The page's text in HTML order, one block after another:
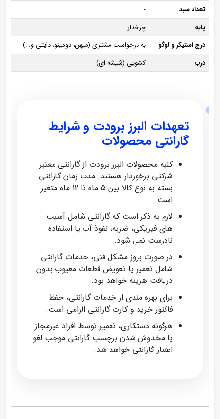
تعداد سبد
-
پایه
چرخدار
درج استیکر و لوگو
به درخواست مشتری (میهن، دومینو، دایتی و...)
درب
کشویی (شیشه ای)
تعهدات البرز برودت و شرایط
گارانتی محصولات
کلیه محصولات البرز برودت از گارانتی معتبر
شرکتی برخوردار هستند. مدت زمان گارانتی
بسته به نوع کالا بین 5 ماه تا 12 ماه متغیر
است.
لازم به ذکر است که گارانتی شامل آسیب‌
های فیزیکی، ضربه، نفوذ آب یا استفاده
نادرست نمی‌ شود.
در صورت بروز مشکل فنی، خدمات گارانتی
شامل تعمیر یا تعویض قطعات معیوب بدون
دریافت هزینه خواهد بود.
برای بهره‌ مندی از خدمات گارانتی، حفظ
فاکتور خرید و کارت گارانتی الزامی است.
هرگونه دستکاری، تعمیر توسط افراد غیرمجاز
یا مخدوش شدن برچسب گارانتی موجب لغو
اعتبار گارانتی خواهد شد.